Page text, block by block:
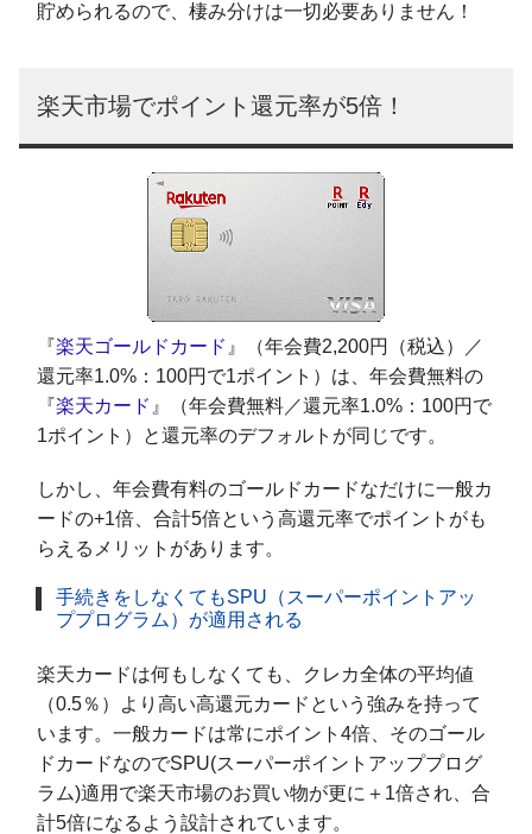
貯められるので、棲み分けは一切必要ありません！
楽天市場でポイント還元率が5倍！
『楽天ゴールドカード 』（年会費2,200円（税込）／
還元率1.0%：100円で1ポイント）は、年会費無料の
『楽天カード 』（年会費無料／還元率1.0%：100円で
1ポイント）と還元率のデフォルトが同じです。
しかし、年会費有料のゴールドカードなだけに一般カ
ードの+1倍、合計5倍という高還元率でポイントがも
らえるメリットがあります。
手続きをしなくてもSPU（スーパーポイントアッ
ププログラム）が適用される
楽天カードは何もしなくても、クレカ全体の平均値
（0.5％）より高い高還元カードという強みを持って
います。一般カードは常にポイント4倍、そのゴール
ドカードなのでSPU(スーパーポイントアッププログ
ラム)適用で楽天市場のお買い物が更に＋1倍され、合
計5倍になるよう設計されています。